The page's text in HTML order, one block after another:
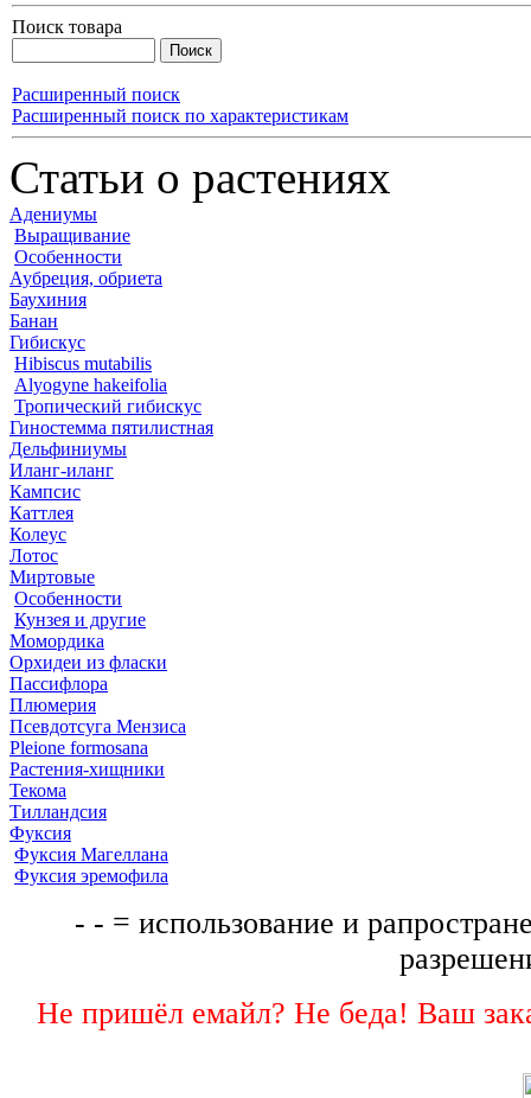
Поиск товара
Расширенный поиск
Расширенный поиск по характеристикам
Статьи о растениях
Адениумы
Выращивание
Особенности
Аубреция, обриета
Баухиния
Банан
Гибискус
Hibiscus mutabilis
Alyogyne hakeifolia
Тропический гибискус
Гиностемма пятилистная
Дельфиниумы
Иланг-иланг
Кампсис
Каттлея
Колеус
Лотос
Миртовые
Особенности
Кунзея и другие
Момордика
Орхидеи из фласки
Пассифлора
Плюмерия
Псевдотсуга Мензиса
Pleione formosana
Растения-хищники
Текома
Тилландсия
Фуксия
Фуксия Магеллана
Фуксия эремофила
- - = использование и
Не пришёл емайл? Не беда! Ваш